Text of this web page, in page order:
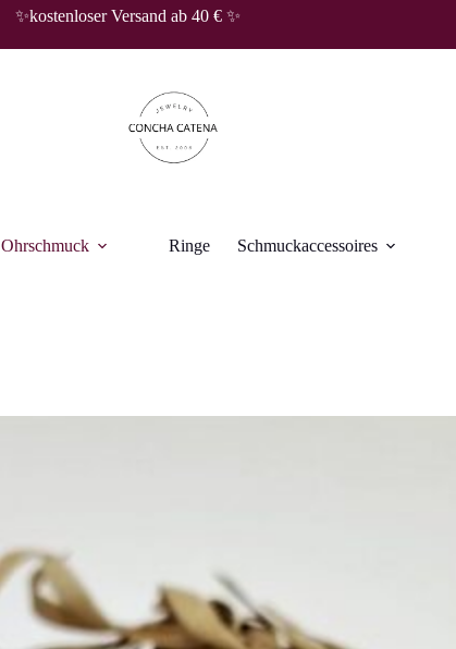
✨kostenloser Versand ab 40 € ✨
Ohrschmuck Ringe Schmuckaccessoires